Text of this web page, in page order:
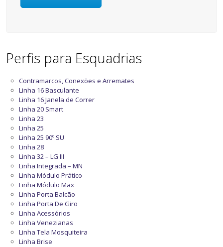
Perfis para Esquadrias
Contramarcos, Conexões e Arremates
Linha 16 Basculante
Linha 16 Janela de Correr
Linha 20 Smart
Linha 23
Linha 25
Linha 25 90º SU
Linha 28
Linha 32 – LG III
Linha Integrada – MN
Linha Módulo Prático
Linha Módulo Max
Linha Porta Balcão
Linha Porta De Giro
Linha Acessórios
Linha Venezianas
Linha Tela Mosquiteira
Linha Brise